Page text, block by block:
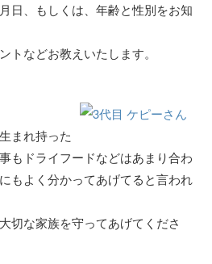
日、もしくは、年齢と性別をお知
などお教えいたします。
まれ持った
もドライフードなどはあまり合わ
もよく分かってあげてると言われ
切な家族を守ってあげてくださ